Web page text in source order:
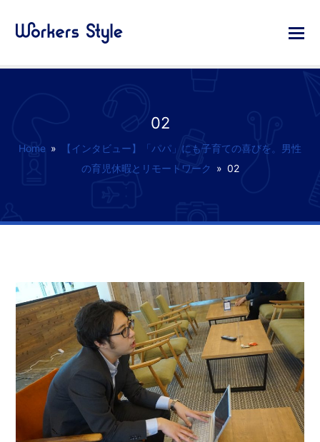
02
Home »
【インタビュー】「パパ」にも子育ての喜びを。男性
の育児休暇とリモートワーク » 02